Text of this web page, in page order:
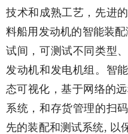
技术和成熟工艺，先进
料船用发动机的智能装配
试间，可测试不同类型
发动机和发电机组。智
态可视化，基于网络的
系统，和存货管理的扫
先的装配和测试系统, 以